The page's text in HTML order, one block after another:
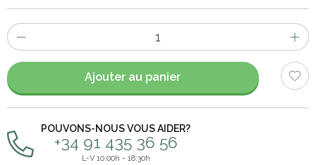
Nombre
d'items
Ajouter au panier
POUVONS-NOUS VOUS AIDER?
+34 91 435 36 56
L-V 10:00h - 18:30h